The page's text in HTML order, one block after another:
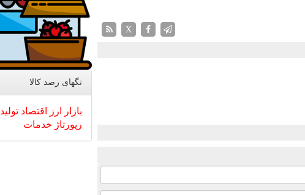
X
تگهای رصد كالا
بازار ارز اقتصاد تولید
رپورتاژ خدمات